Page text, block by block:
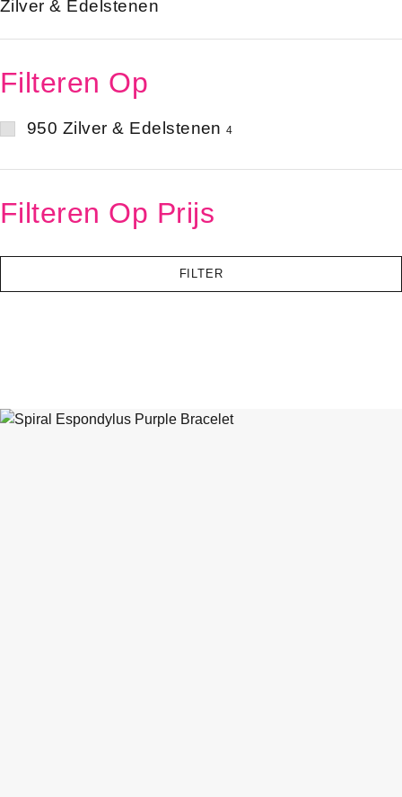
Zilver & Edelstenen
Filteren Op
950 Zilver & Edelstenen 4
Filteren Op Prijs
FILTER